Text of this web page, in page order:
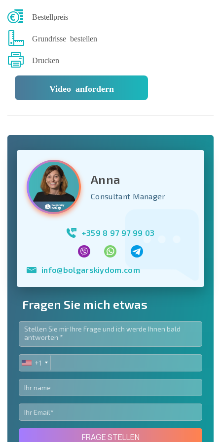
Bestellpreis
Grundrisse bestellen
Drucken
Video anfordern
Anna
Consultant Manager
+359 8 97 97 99 03
info@bolgarskiydom.com
Fragen Sie mich etwas
UNITED
STATES
+1
+1
FRAGE STELLEN